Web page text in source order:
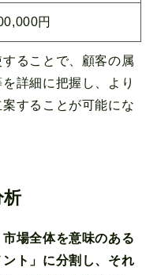
円
ることで、顧客の属
詳細に把握し、より
することが可能にな
析
場全体を意味のある
ト」に分割し、それ